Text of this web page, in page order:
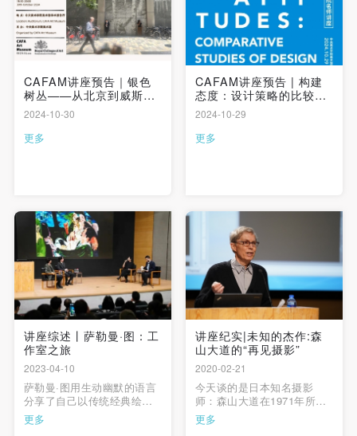
CAFAM讲座预告｜银色
树丛——从北京到威斯敏
斯特
2024-10-30
更多
CAFAM讲座预告 | 构建
态度：设计策略的比较研
究
2024-10-29
更多
讲座综述丨萨勒曼·图：工
作室之旅
2023-04-10
萨勒曼·图用生动幽默的语言
分享了自己以传统经典绘画
为起点，探索如何以具象绘
画表达内心深处矛盾与呐喊
更多
讲座纪实|未知的杰作:森
山大道的“再见摄影”
2020-02-21
今天谈的是日本知名摄影
师：森山大道在1971年所拍
摄的一系列摄影。这本摄影
集的名字叫做《再见摄影
更多
帐号密码登录